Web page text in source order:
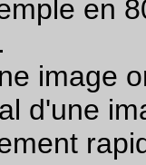
en
image
d'une